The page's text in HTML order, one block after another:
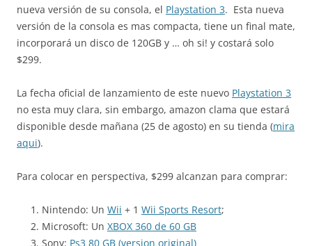
nueva versión de su consola, el Playstation 3. Esta nueva
versión de la consola es mas compacta, tiene un final mate,
incorporará un disco de 120GB y … oh si! y costará solo
$299.
La fecha oficial de lanzamiento de este nuevo Playstation 3
no esta muy clara, sin embargo, amazon clama que estará
disponible desde mañana (25 de agosto) en su tienda (mira
aqui).
Para colocar en perspectiva, $299 alcanzan para comprar:
Nintendo: Un Wii + 1 Wii Sports Resort;
Microsoft: Un XBOX 360 de 60 GB
Sony: Ps3 80 GB (version original)